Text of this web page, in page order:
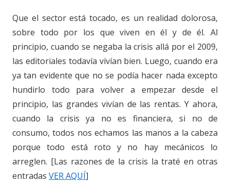
Que el sector está tocado, es un realidad dolorosa,
sobre todo por los que viven en él y de él. Al
principio, cuando se negaba la crisis allá por el 2009,
las editoriales todavía vivían bien. Luego, cuando era
ya tan evidente que no se podía hacer nada excepto
hundirlo todo para volver a empezar desde el
principio, las grandes vivían de las rentas. Y ahora,
cuando la crisis ya no es financiera, si no de
consumo, todos nos echamos las manos a la cabeza
porque todo está roto y no hay mecánicos lo
arreglen. [Las razones de la crisis la traté en otras
entradas VER AQUÍ]